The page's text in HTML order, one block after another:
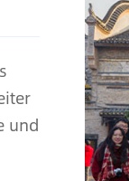
und